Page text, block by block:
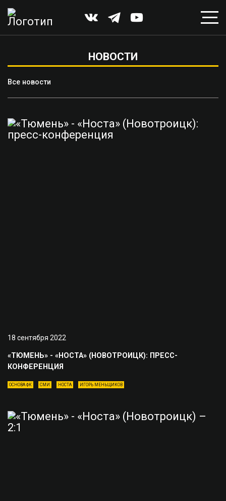
НОВОСТИ
Все новости
18 сентября 2022
«ТЮМЕНЬ» - «НОСТА» (НОВОТРОИЦК): ПРЕСС-
КОНФЕРЕНЦИЯ
ОСНОВА ФК СМИ НОСТА ИГОРЬ МЕНЬЩИКОВ